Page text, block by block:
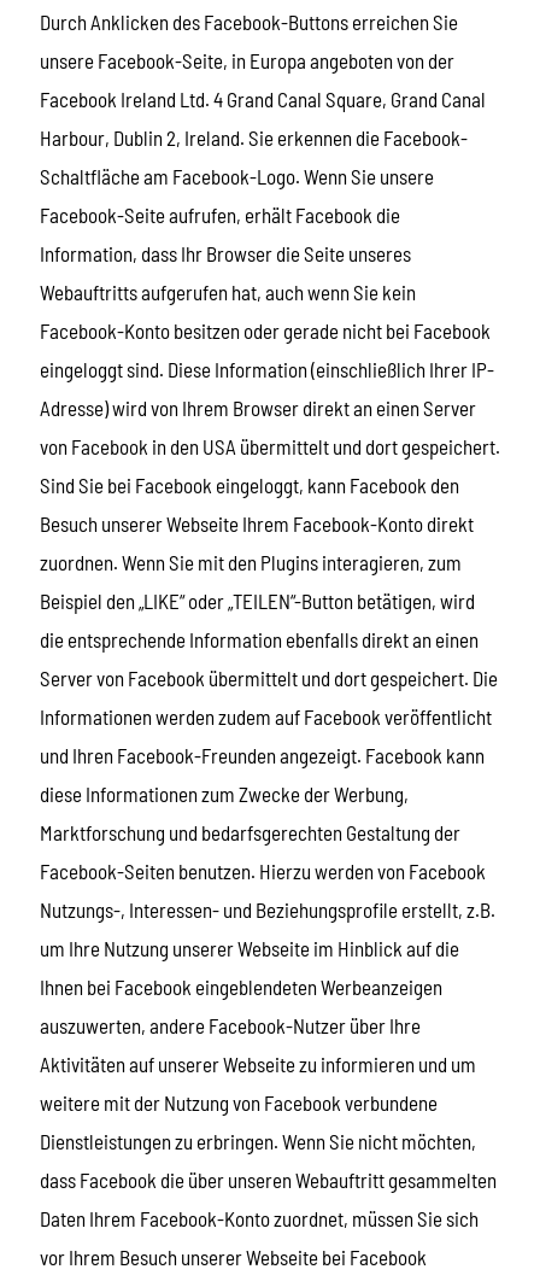
Durch Anklicken des Facebook-Buttons erreichen Sie
unsere Facebook-Seite, in Europa angeboten von der
Facebook Ireland Ltd. 4 Grand Canal Square, Grand Canal
Harbour, Dublin 2, Ireland. Sie erkennen die Facebook-
Schaltfläche am Facebook-Logo. Wenn Sie unsere
Facebook-Seite aufrufen, erhält Facebook die
Information, dass Ihr Browser die Seite unseres
Webauftritts aufgerufen hat, auch wenn Sie kein
Facebook-Konto besitzen oder gerade nicht bei Facebook
eingeloggt sind. Diese Information (einschließlich Ihrer IP-
Adresse) wird von Ihrem Browser direkt an einen Server
von Facebook in den USA übermittelt und dort gespeichert.
Sind Sie bei Facebook eingeloggt, kann Facebook den
Besuch unserer Webseite Ihrem Facebook-Konto direkt
zuordnen. Wenn Sie mit den Plugins interagieren, zum
Beispiel den „LIKE“ oder „TEILEN“-Button betätigen, wird
die entsprechende Information ebenfalls direkt an einen
Server von Facebook übermittelt und dort gespeichert. Die
Informationen werden zudem auf Facebook veröffentlicht
und Ihren Facebook-Freunden angezeigt. Facebook kann
diese Informationen zum Zwecke der Werbung,
Marktforschung und bedarfsgerechten Gestaltung der
Facebook-Seiten benutzen. Hierzu werden von Facebook
Nutzungs-, Interessen- und Beziehungsprofile erstellt, z.B.
um Ihre Nutzung unserer Webseite im Hinblick auf die
Ihnen bei Facebook eingeblendeten Werbeanzeigen
auszuwerten, andere Facebook-Nutzer über Ihre
Aktivitäten auf unserer Webseite zu informieren und um
weitere mit der Nutzung von Facebook verbundene
Dienstleistungen zu erbringen. Wenn Sie nicht möchten,
dass Facebook die über unseren Webauftritt gesammelten
Daten Ihrem Facebook-Konto zuordnet, müssen Sie sich
vor Ihrem Besuch unserer Webseite bei Facebook